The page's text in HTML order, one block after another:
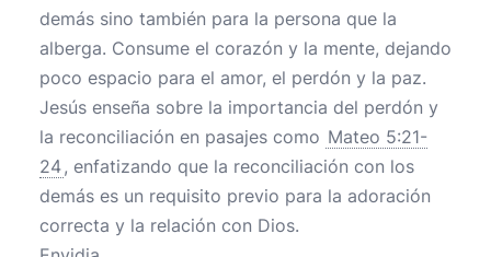
demás sino también para la persona que la
alberga. Consume el corazón y la mente, dejando
poco espacio para el amor, el perdón y la paz.
Jesús enseña sobre la importancia del perdón y
la reconciliación en pasajes como Mateo 5:21-
24, enfatizando que la reconciliación con los
demás es un requisito previo para la adoración
correcta y la relación con Dios.